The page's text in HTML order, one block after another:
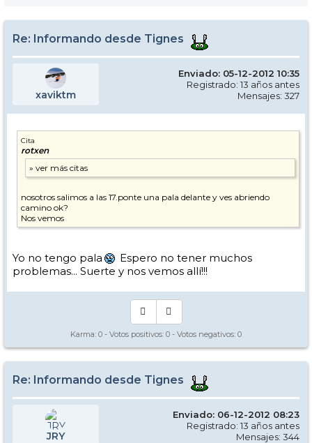
Re: Informando desde Tignes
xaviktm
Enviado: 05-12-2012 10:35
Registrado: 13 años antes
Mensajes: 327
Cita
rotxen
nosotros salimos a las 17.ponte una pala delante y ves abriendo
camino ok?
Nos vemos
Yo no tengo pala
Espero no tener muchos
problemas... Suerte y nos vemos allí!!!
Karma: 0 - Votos positivos: 0 - Votos negativos: 0
Re: Informando desde Tignes
JRY
Enviado: 06-12-2012 08:23
Registrado: 13 años antes
Mensajes: 344